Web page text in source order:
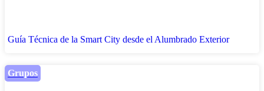
Guía Técnica de la Smart City desde el Alumbrado Exterior
Grupos